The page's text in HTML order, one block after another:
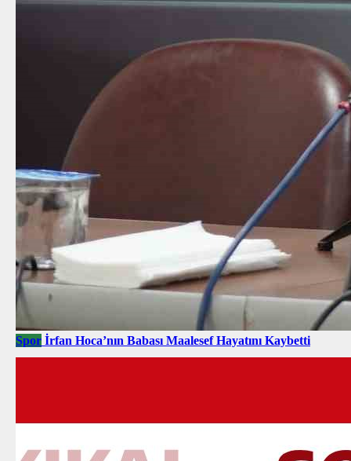
Spor İrfan Hoca’nın Babası Maalesef Hayatını Kaybetti